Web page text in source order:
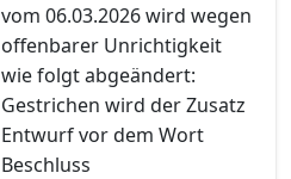
vom 06.03.2026 wird wegen
offenbarer Unrichtigkeit
wie folgt abgeändert:
Gestrichen wird der Zusatz
Entwurf vor dem Wort
Beschluss